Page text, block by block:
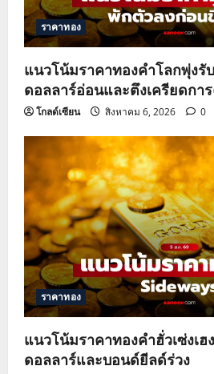
i
o
n
ราคาทอง
แนวโน้มราคาทองคำโลกพุ่งรั
ดอลลาร์อ่อนและตึงเครียดกา
โกลด์เซียน สิงหาคม 6, 2026 0
ราคาทอง
แนวโน้มราคาทองคำฮั่วเซ่งเ
ดอลลาร์และบอนด์ยีลด์ร่วง